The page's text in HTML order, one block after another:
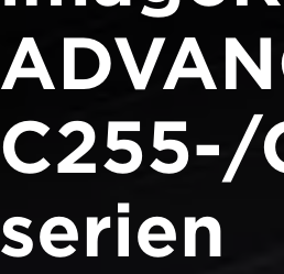
C255-/
serien